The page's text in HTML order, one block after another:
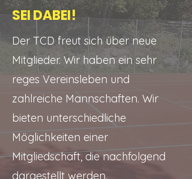
SEI DABEI!
Der TCD freut sich über neue
Mitglieder. Wir haben ein sehr
reges Vereinsleben und
zahlreiche Mannschaften. Wir
bieten unterschiedliche
Möglichkeiten einer
Mitgliedschaft, die nachfolgend
dargestellt werden.